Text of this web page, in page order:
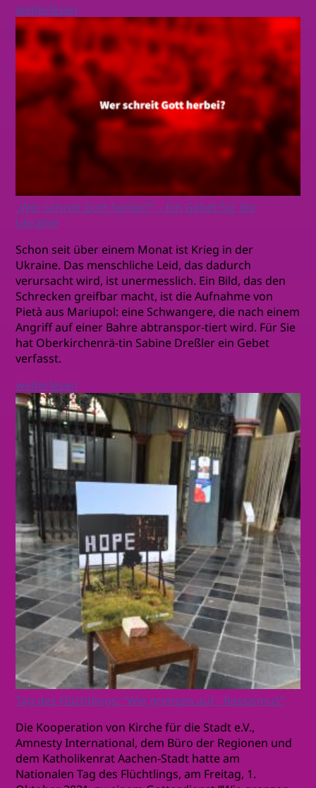
weiterlesen
„Wer schreit Gott herbei?“ – Ein Gebet für die
Ukraine
Schon seit über einem Monat ist Krieg in der
Ukraine. Das menschliche Leid, das dadurch
verursacht wird, ist unermesslich. Ein Bild, das den
Schrecken greifbar macht, ist die Aufnahme von
Pietà aus Mariupol: eine Schwangere, die nach einem
Angriff auf einer Bahre abtranspor-tiert wird. Für Sie
hat Oberkirchenrä-tin Sabine Dreßler ein Gebet
verfasst.
weiterlesen
Tag des Flüchtlings: “Wie grenzen auf - Rassismus“
Die Kooperation von Kirche für die Stadt e.V.,
Amnesty International, dem Büro der Regionen und
dem Katholikenrat Aachen-Stadt hatte am
Nationalen Tag des Flüchtlings, am Freitag, 1.